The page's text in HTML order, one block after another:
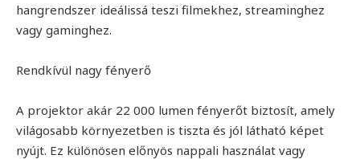
hangrendszer ideálissá teszi filmekhez, streaminghez
vagy gaminghez.
Rendkívül nagy fényerő
A projektor akár 22 000 lumen fényerőt biztosít, amely
világosabb környezetben is tiszta és jól látható képet
nyújt. Ez különösen előnyös nappali használat vagy